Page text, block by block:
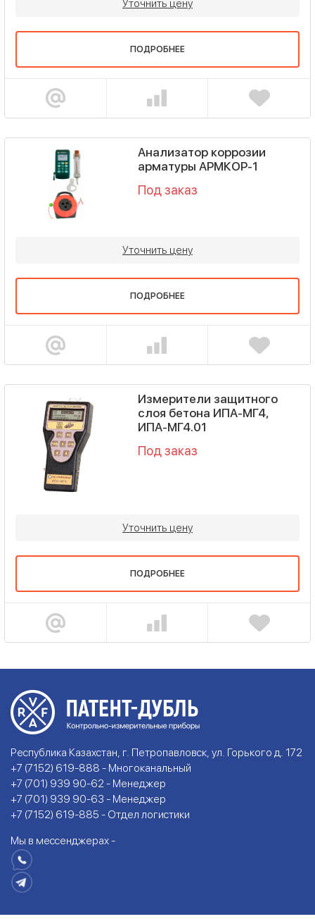
Уточнить цену
ПОДРОБНЕЕ
Анализатор коррозии
арматуры АРМКОР-1
Под заказ
Уточнить цену
ПОДРОБНЕЕ
Измерители защитного
слоя бетона ИПА-МГ4,
ИПА-МГ4.01
Под заказ
Уточнить цену
ПОДРОБНЕЕ
Республика Казахстан, г. Петропавловск, ул. Горького д. 172
+7 (7152) 619-888 - Многоканальный
+7 (701) 939 90-62 - Менеджер
+7 (701) 939 90-63 - Менеджер
+7 (7152) 619-885 - Отдел логистики
Мы в мессенджерах -